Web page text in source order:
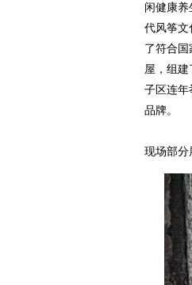
闲健康
代风筝文
了符合
屋，组
子区连年
品牌。
现场部分